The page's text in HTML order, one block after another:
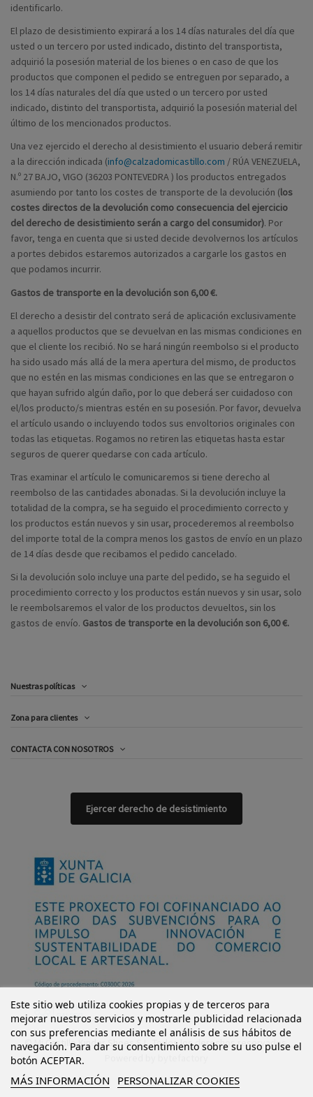
identificarlo.
El plazo de desistimiento expirará a los 14 días naturales del día que
usted o un tercero por usted indicado, distinto del transportista,
adquirió la posesión material de los bienes o en caso de que los
productos que componen el pedido se entreguen por separado, a
los 14 días naturales del día que usted o un tercero por usted
indicado, distinto del transportista, adquirió la posesión material del
último de los mencionados productos.
Una vez ejercido el derecho al desistimiento el usuario deberá remitir
a la dirección indicada (info@calzadomicastillo.com / RÚA VENEZUELA,
N.º 27 BAJO, VIGO (36203 PONTEVEDRA ) los productos entregados
asumiendo por tanto los costes de transporte de la devolución (los
costes directos de la devolución como consecuencia del ejercicio
del derecho de desistimiento serán a cargo del consumidor). Por
favor, tenga en cuenta que si usted decide devolvernos los artículos
a portes debidos estaremos autorizados a cargarle los gastos en
que podamos incurrir.
Gastos de transporte en la devolución son 6,00 €.
El derecho a desistir del contrato será de aplicación exclusivamente
a aquellos productos que se devuelvan en las mismas condiciones en
que el cliente los recibió. No se hará ningún reembolso si el producto
ha sido usado más allá de la mera apertura del mismo, de productos
que no estén en las mismas condiciones en las que se entregaron o
que hayan sufrido algún daño, por lo que deberá ser cuidadoso con
el/los producto/s mientras estén en su posesión. Por favor, devuelva
el artículo usando o incluyendo todos sus envoltorios originales con
todas las etiquetas. Rogamos no retiren las etiquetas hasta estar
seguros de querer quedarse con cada artículo.
Tras examinar el artículo le comunicaremos si tiene derecho al
reembolso de las cantidades abonadas. Si la devolución incluye la
totalidad de la compra, se ha seguido el procedimiento correcto y
los productos están nuevos y sin usar, procederemos al reembolso
del importe total de la compra menos los gastos de envío en un plazo
de 14 días desde que recibamos el pedido cancelado.
Si la devolución solo incluye una parte del pedido, se ha seguido el
procedimiento correcto y los productos están nuevos y sin usar, solo
le reembolsaremos el valor de los productos devueltos, sin los
gastos de envío. Gastos de transporte en la devolución son 6,00 €.
Nuestras políticas
Zona para clientes
CONTACTA CON NOSOTROS
Este sitio web utiliza cookies propias y de terceros para
mejorar nuestros servicios y mostrarle publicidad relacionada
con sus preferencias mediante el análisis de sus hábitos de
navegación. Para dar su consentimiento sobre su uso pulse el
botón ACEPTAR.
MÁS INFORMACIÓN PERSONALIZAR COOKIES
Ejercer derecho de desistimiento
© Mi Castillo Kinder Shoes S.L. Todos los derechos reservados.